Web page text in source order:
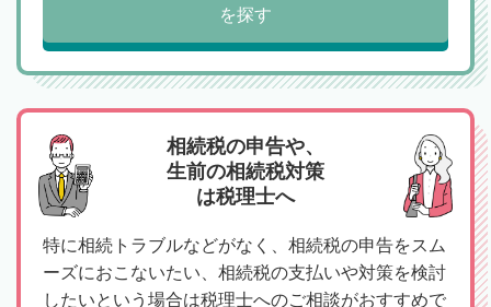
を探す
相続税の申告や、
生前の相続税対策
は税理士へ
特に相続トラブルなどがなく、相続税の申告をスム
ーズにおこないたい、相続税の支払いや対策を検討
したいという場合は税理士へのご相談がおすすめで